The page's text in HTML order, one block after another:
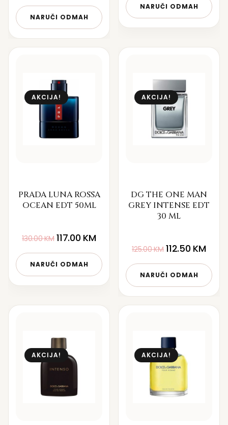
NARUČI ODMAH
NARUČI ODMAH
AKCIJA!
PRADA LUNA ROSSA
OCEAN EDT 50ML
130.00KM 117.00 KM
NARUČI ODMAH
AKCIJA!
DG THE ONE MAN
GREY INTENSE EDT
30 ML
125.00KM 112.50 KM
NARUČI ODMAH
AKCIJA! AKCIJA!